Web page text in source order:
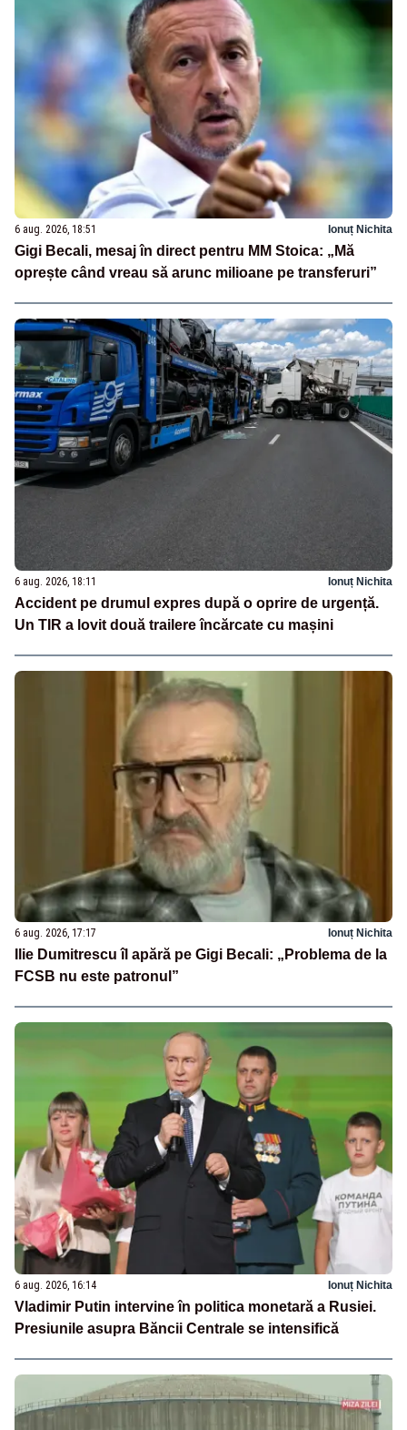
6 aug. 2026, 18:51 Ionuț Nichita
Gigi Becali, mesaj în direct pentru MM Stoica: „Mă
oprește când vreau să arunc milioane pe transferuri”
6 aug. 2026, 18:11 Ionuț Nichita
Accident pe drumul expres după o oprire de urgență.
Un TIR a lovit două trailere încărcate cu mașini
6 aug. 2026, 17:17 Ionuț Nichita
Ilie Dumitrescu îl apără pe Gigi Becali: „Problema de la
FCSB nu este patronul”
6 aug. 2026, 16:14 Ionuț Nichita
Vladimir Putin intervine în politica monetară a Rusiei.
Presiunile asupra Băncii Centrale se intensifică